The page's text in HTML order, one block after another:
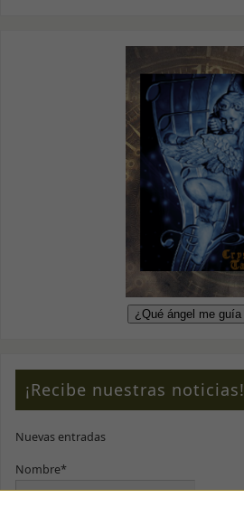
¡Recibe nuestras noticias!
Nuevas entradas
Nombre*